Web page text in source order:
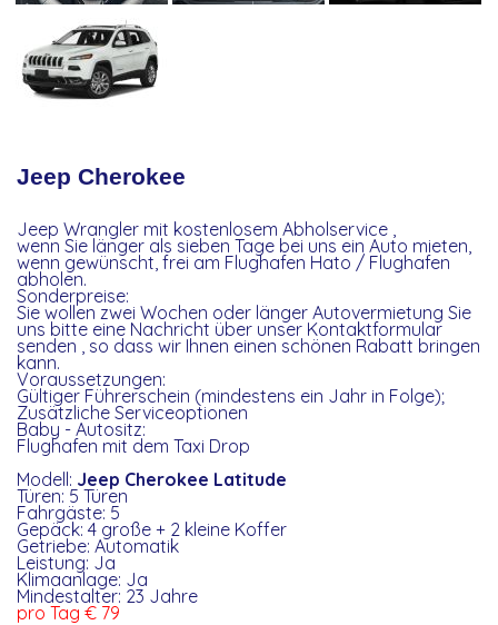
Jeep Cherokee
Jeep Wrangler mit kostenlosem Abholservice ,
wenn Sie länger als sieben Tage bei uns ein Auto mieten,
wenn gewünscht, frei am Flughafen Hato / Flughafen
abholen.
Sonderpreise:
Sie wollen zwei Wochen oder länger Autovermietung Sie
uns bitte eine Nachricht über unser Kontaktformular
senden , so dass wir Ihnen einen schönen Rabatt bringen
kann.
Voraussetzungen:
Gültiger Führerschein (mindestens ein Jahr in Folge);
Zusätzliche Serviceoptionen
Baby - Autositz:
Flughafen mit dem Taxi Drop
Modell: Jeep Cherokee Latitude
Türen: 5 Türen
Fahrgäste: 5
Gepäck: 4 große + 2 kleine Koffer
Getriebe: Automatik
Leistung: Ja
Klimaanlage: Ja
Mindestalter: 23 Jahre
pro Tag € 79